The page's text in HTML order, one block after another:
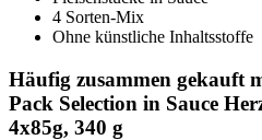
4 Sorten-Mix
Ohne künstliche Inhaltsstoffe
Häufig zusammen gekauft
Pack Selection in Sauce
4x85g, 340 g